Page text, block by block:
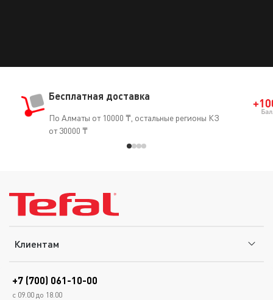
Бесплатная доставка
По Алматы от 10000 ₸, остальные регионы КЗ
от 30000 ₸
Клиентам
+7 (700) 061-10-00
с 09.00 до 18.00